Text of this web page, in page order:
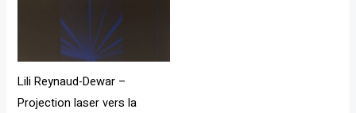
Lili Reynaud-Dewar –
Projection laser vers la